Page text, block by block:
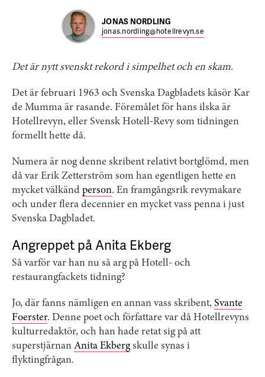
JONAS NORDLING
jonas.nordling@hotellrevyn.se
Det är nytt svenskt rekord i simpelhet och en skam.
Det är februari 1963 och Svenska Dagbladets kåsör Kar
de Mumma är rasande. Föremålet för hans ilska är
Hotellrevyn, eller Svensk Hotell-Revy som tidningen
formellt hette då.
Numera är nog denne skribent relativt bortglömd, men
då var Erik Zetterström som han egentligen hette en
mycket välkänd person. En framgångsrik revymakare
och under flera decennier en mycket vass penna i just
Svenska Dagbladet.
Angreppet på Anita Ekberg
Så varför var han nu så arg på Hotell- och
restaurangfackets tidning?
Jo, där fanns nämligen en annan vass skribent, Svante
Foerster. Denne poet och författare var då Hotellrevyns
kulturredaktör, och han hade retat sig på att
superstjärnan Anita Ekbergskulle synas i
flyktingfrågan.